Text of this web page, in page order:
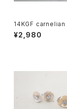
14KGF
f5053]
¥2,980